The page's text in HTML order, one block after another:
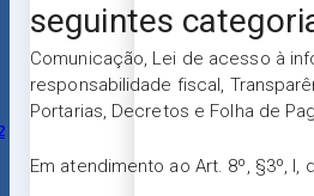
seguintes
Comunicação, Lei de acesso à
responsabilidade fiscal,
Portarias, Decretos e Folha de
Em atendimento ao Art. 8º, §3º, I,